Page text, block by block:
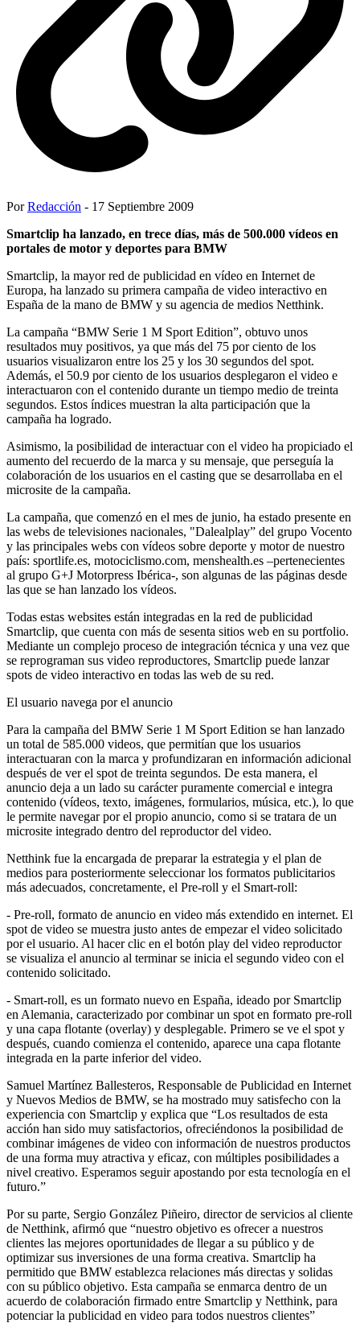
PorRedacción - 17 Septiembre 2009
Smartclip ha lanzado, en trece días, más de 500.000 vídeos en
portales de motor y deportes para BMW
Smartclip, la mayor red de publicidad en vídeo en Internet de
Europa, ha lanzado su primera campaña de video interactivo en
España de la mano de BMW y su agencia de medios Netthink.
La campaña “BMW Serie 1 M Sport Edition”, obtuvo unos
resultados muy positivos, ya que más del 75 por ciento de los
usuarios visualizaron entre los 25 y los 30 segundos del spot.
Además, el 50.9 por ciento de los usuarios desplegaron el video e
interactuaron con el contenido durante un tiempo medio de treinta
segundos. Estos índices muestran la alta participación que la
campaña ha logrado.
Asimismo, la posibilidad de interactuar con el video ha propiciado el
aumento del recuerdo de la marca y su mensaje, que perseguía la
colaboración de los usuarios en el casting que se desarrollaba en el
microsite de la campaña.
La campaña, que comenzó en el mes de junio, ha estado presente en
las webs de televisiones nacionales, "Dalealplay” del grupo Vocento
y las principales webs con vídeos sobre deporte y motor de nuestro
país: sportlife.es, motociclismo.com, menshealth.es –pertenecientes
al grupo G+J Motorpress Ibérica-, son algunas de las páginas desde
las que se han lanzado los vídeos.
Todas estas websites están integradas en la red de publicidad
Smartclip, que cuenta con más de sesenta sitios web en su portfolio.
Mediante un complejo proceso de integración técnica y una vez que
se reprograman sus video reproductores, Smartclip puede lanzar
spots de video interactivo en todas las web de su red.
El usuario navega por el anuncio
Para la campaña del BMW Serie 1 M Sport Edition se han lanzado
un total de 585.000 videos, que permitían que los usuarios
interactuaran con la marca y profundizaran en información adicional
después de ver el spot de treinta segundos. De esta manera, el
anuncio deja a un lado su carácter puramente comercial e integra
contenido (vídeos, texto, imágenes, formularios, música, etc.), lo que
le permite navegar por el propio anuncio, como si se tratara de un
microsite integrado dentro del reproductor del video.
Netthink fue la encargada de preparar la estrategia y el plan de
medios para posteriormente seleccionar los formatos publicitarios
más adecuados, concretamente, el Pre-roll y el Smart-roll:
- Pre-roll, formato de anuncio en video más extendido en internet. El
spot de video se muestra justo antes de empezar el video solicitado
por el usuario. Al hacer clic en el botón play del video reproductor
se visualiza el anuncio al terminar se inicia el segundo video con el
contenido solicitado.
- Smart-roll, es un formato nuevo en España, ideado por Smartclip
en Alemania, caracterizado por combinar un spot en formato pre-roll
y una capa flotante (overlay) y desplegable. Primero se ve el spot y
después, cuando comienza el contenido, aparece una capa flotante
integrada en la parte inferior del video.
Samuel Martínez Ballesteros, Responsable de Publicidad en Internet
y Nuevos Medios de BMW, se ha mostrado muy satisfecho con la
experiencia con Smartclip y explica que “Los resultados de esta
acción han sido muy satisfactorios, ofreciéndonos la posibilidad de
combinar imágenes de video con información de nuestros productos
de una forma muy atractiva y eficaz, con múltiples posibilidades a
nivel creativo. Esperamos seguir apostando por esta tecnología en el
futuro.”
Por su parte, Sergio González Piñeiro, director de servicios al cliente
de Netthink, afirmó que “nuestro objetivo es ofrecer a nuestros
clientes las mejores oportunidades de llegar a su público y de
optimizar sus inversiones de una forma creativa. Smartclip ha
permitido que BMW establezca relaciones más directas y solidas
con su público objetivo. Esta campaña se enmarca dentro de un
acuerdo de colaboración firmado entre Smartclip y Netthink, para
potenciar la publicidad en video para todos nuestros clientes”